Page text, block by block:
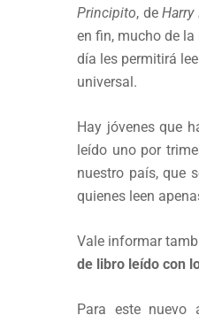
Principito, deHarry
en fin, mucho de
día les permitirá
universal.
Hay jóvenes que
leído uno por
nuestro país, que
quienes leen
Vale informar
de libro leído con
Para este nuevo